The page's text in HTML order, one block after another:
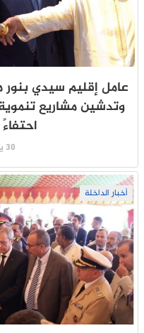
عامل إقليم سيدي
وتدشين مشاريع تنموية
30 يوليو 2026
أخبار الداخلة